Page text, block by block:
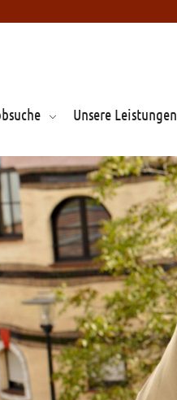
Unsere Leistungen